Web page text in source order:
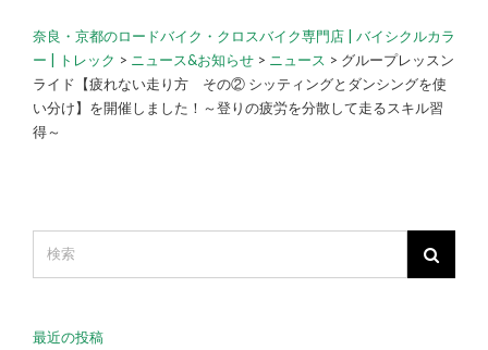
奈良・京都のロードバイク・クロスバイク専門店 | バイシクルカラ
ー | トレック > ニュース&お知らせ > ニュース > グループレッスン
ライド【疲れない走り方 その② シッティングとダンシングを使
い分け】を開催しました！～登りの疲労を分散して走るスキル習
得～
最近の投稿